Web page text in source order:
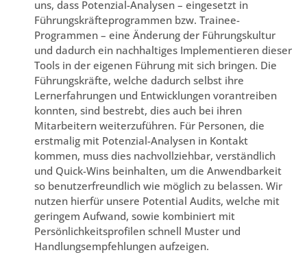
uns, dass Potenzial-Analysen – eingesetzt in
Führungskräfteprogrammen bzw. Trainee-
Programmen – eine Änderung der Führungskultur
und dadurch ein nachhaltiges Implementieren dieser
Tools in der eigenen Führung mit sich bringen. Die
Führungskräfte, welche dadurch selbst ihre
Lernerfahrungen und Entwicklungen vorantreiben
konnten, sind bestrebt, dies auch bei ihren
Mitarbeitern weiterzuführen. Für Personen, die
erstmalig mit Potenzial-Analysen in Kontakt
kommen, muss dies nachvollziehbar, verständlich
und Quick-Wins beinhalten, um die Anwendbarkeit
so benutzerfreundlich wie möglich zu belassen. Wir
nutzen hierfür unsere Potential Audits, welche mit
geringem Aufwand, sowie kombiniert mit
Persönlichkeitsprofilen schnell Muster und
Handlungsempfehlungen aufzeigen.